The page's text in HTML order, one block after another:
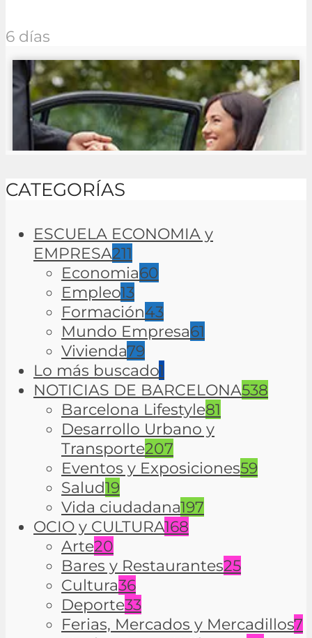
6 días
CATEGORÍAS
ESCUELA ECONOMIA y
EMPRESA211
Economia60
Empleo13
Formación43
Mundo Empresa61
Vivienda79
Lo más buscado1
NOTICIAS DE BARCELONA538
Barcelona Lifestyle81
Desarrollo Urbano y
Transporte207
Eventos y Exposiciones59
Salud19
Vida ciudadana197
OCIO y CULTURA168
Arte20
Bares y Restaurantes25
Cultura36
Deporte33
Ferias, Mercados y Mercadillos7